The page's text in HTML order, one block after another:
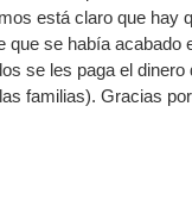
está claro que hay
se había acabado
se les paga el dinero
familias). Gracias